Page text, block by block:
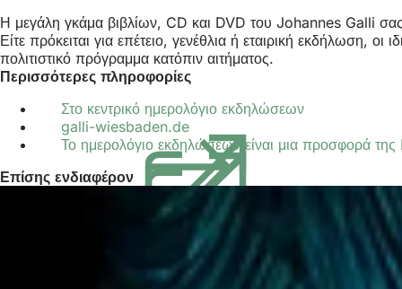
Η μεγάλη γκάμα βιβλίων, CD και DVD του Johannes Galli σας
Είτε πρόκειται για επέτειο, γενέθλια ή εταιρική εκδήλωση,
πολιτιστικό πρόγραμμα κατόπιν αιτήματος.
Περισσότερες πληροφορίες
Στο κεντρικό ημερολόγιο εκδηλώσεων
galli-wiesbaden.de
σε
νέα
καρτέλα)
Το ημερολόγιο εκδηλώσεων είναι μια προσφορά
Επίσης ενδιαφέρον